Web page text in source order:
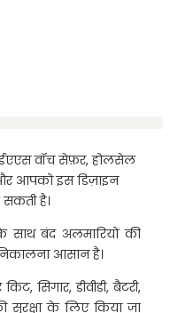
वॉच सेफ़र, होलसेल
आपको इस डिज़ाइन
है।
साथ बंद अलमारियों की
निकालना आसान है।
सिगार, डीवीडी, बैटरी,
के लिए किया जा